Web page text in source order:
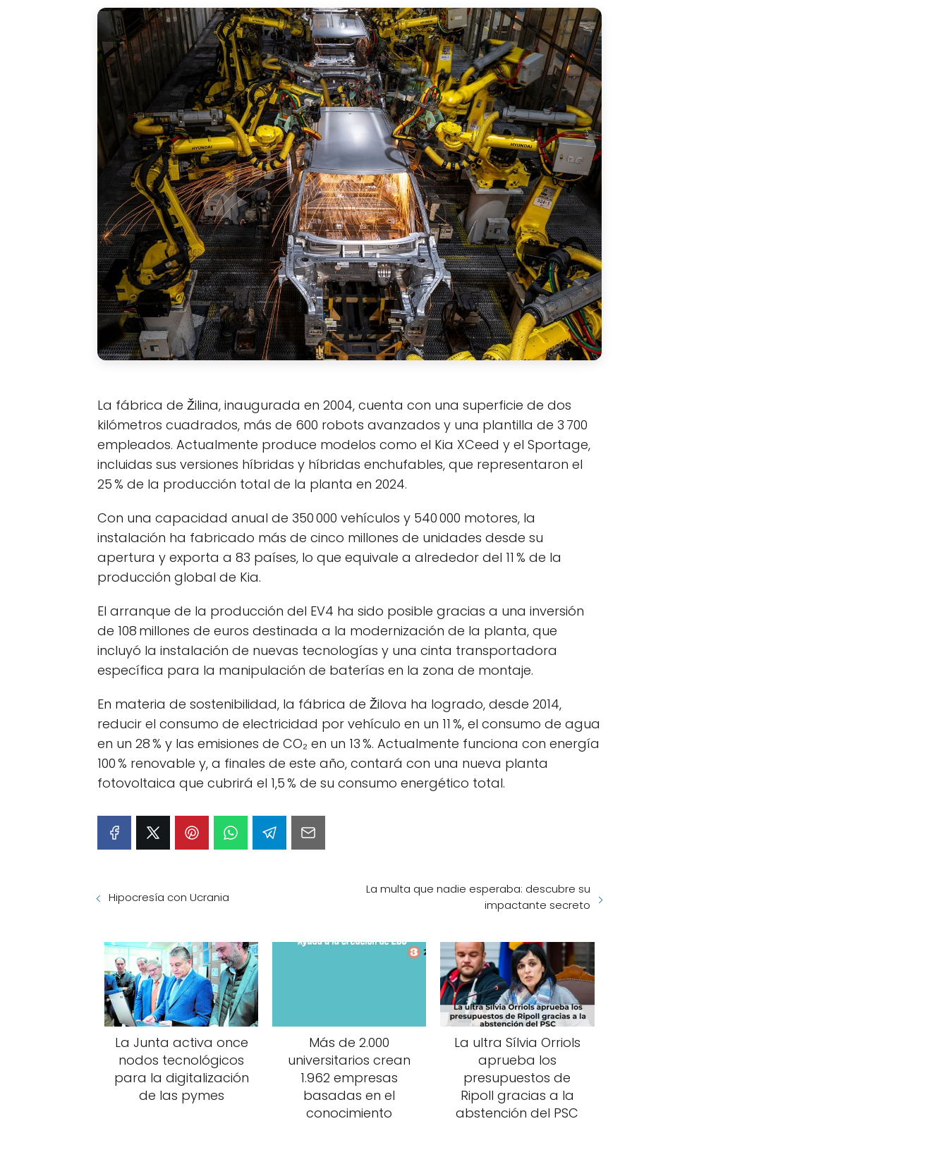
La fábrica de Žilina, inaugurada en 2004, cuenta con una superficie de dos
kilómetros cuadrados, más de 600 robots avanzados y una plantilla de 3 700
empleados. Actualmente produce modelos como el Kia XCeed y el Sportage,
incluidas sus versiones híbridas y híbridas enchufables, que representaron el
25 % de la producción total de la planta en 2024.
Con una capacidad anual de 350 000 vehículos y 540 000 motores, la
instalación ha fabricado más de cinco millones de unidades desde su
apertura y exporta a 83 países, lo que equivale a alrededor del 11 % de la
producción global de Kia.
El arranque de la producción del EV4 ha sido posible gracias a una inversión
de 108 millones de euros destinada a la modernización de la planta, que
incluyó la instalación de nuevas tecnologías y una cinta transportadora
específica para la manipulación de baterías en la zona de montaje.
En materia de sostenibilidad, la fábrica de Žilova ha logrado, desde 2014,
reducir el consumo de electricidad por vehículo en un 11 %, el consumo de agua
en un 28 % y las emisiones de CO₂ en un 13 %. Actualmente funciona con energía
100 % renovable y, a finales de este año, contará con una nueva planta
fotovoltaica que cubrirá el 1,5 % de su consumo energético total.
Hipocresía con Ucrania
La multa que nadie esperaba: descubre su
impactante secreto
La Junta activa once
nodos tecnológicos
para la digitalización
de las pymes
Más de 2.000
universitarios crean
1.962 empresas
basadas en el
conocimiento
La ultra Sílvia Orriols
aprueba los
presupuestos de
Ripoll gracias a la
abstención del PSC